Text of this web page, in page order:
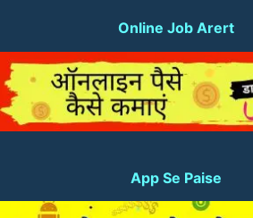
Online Job Arert
App Se Paise